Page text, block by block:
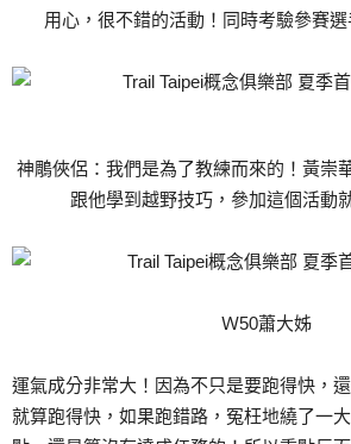
用心，很不錯的活動！同時考驗參賽選
神鵰俠侶：我們是為了教練而來的！黃崇
跟他學到越野技巧，參加這個活動
Ｗ50蕭大姊
運氣成分非常大！因為不只是要跑得快，
就算跑得快，如果跑錯路，冤枉地繞了一